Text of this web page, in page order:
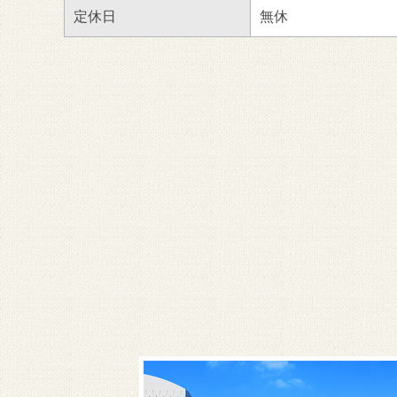
定休日 無休